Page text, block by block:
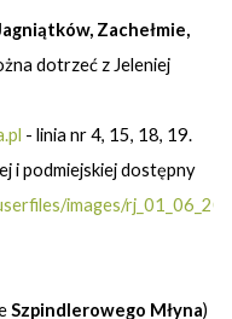
Zachełmie,
dotrzeć z Jeleniej
- linia nr 4, 15, 18, 19.
i podmiejskiej dostępny
images/
Szpindlerowego Młyna)